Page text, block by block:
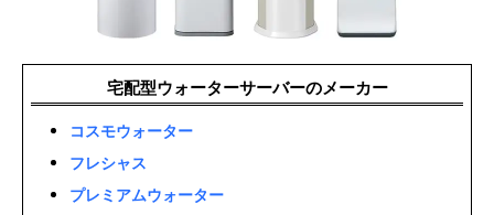
宅配型ウォーターサーバーのメーカー
コスモウォーター
フレシャス
プレミアムウォーター